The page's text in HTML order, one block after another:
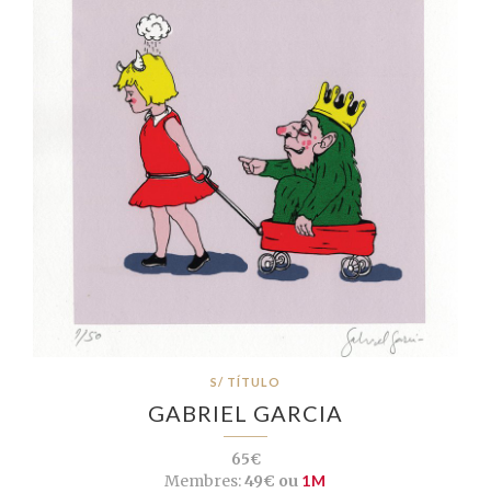
S/ TÍTULO
GABRIEL GARCIA
65€
Membres:49€ ou 1M